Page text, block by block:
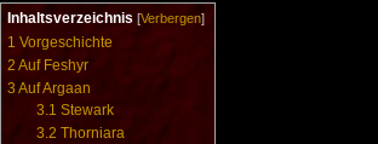
Inhaltsverzeichnis [Verbergen]
1 Vorgeschichte
2 Auf Feshyr
3 Auf Argaan
3.1 Stewark
3.2 Thorniara